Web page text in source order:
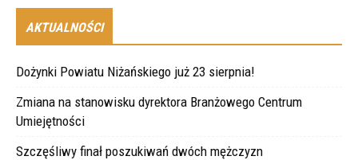
AKTUALNOŚCI
Dożynki Powiatu Niżańskiego już 23 sierpnia!
Zmiana na stanowisku dyrektora Branżowego Centrum
Umiejętności
Szczęśliwy finał poszukiwań dwóch mężczyzn